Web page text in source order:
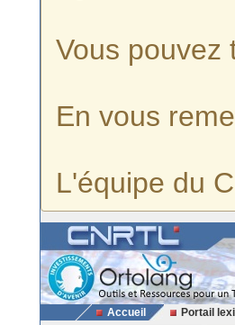
Vous
En vous
L'équipe du
Accueil Portail